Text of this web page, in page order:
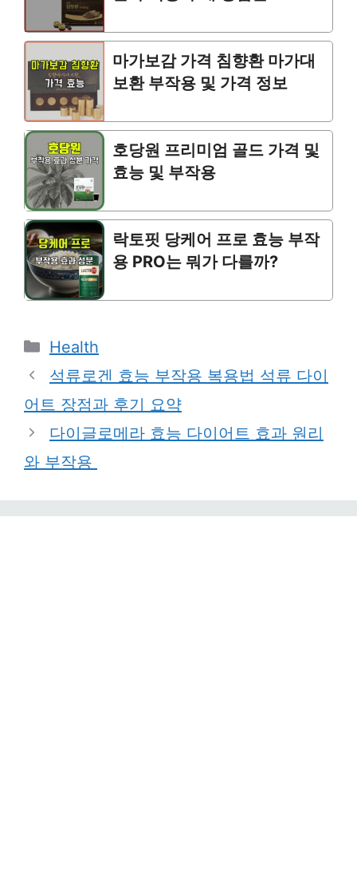
마가보감 가격 침향환 마가대
보환 부작용 및 가격 정보
호당원 프리미엄 골드 가격 및
효능 및 부작용
락토핏 당케어 프로 효능 부작
용 PRO는 뭐가 다를까?
Categories
Health
석류로겐 효능 부작용 복용법 석류 다이
어트 장점과 후기 요약
다이글로메라 효능 다이어트 효과 원리
와 부작용